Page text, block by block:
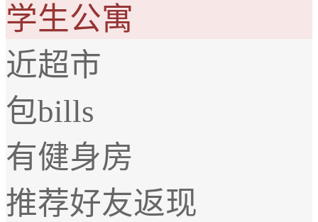
学生公寓
近超市
包bills
有健身房
推荐好友返现